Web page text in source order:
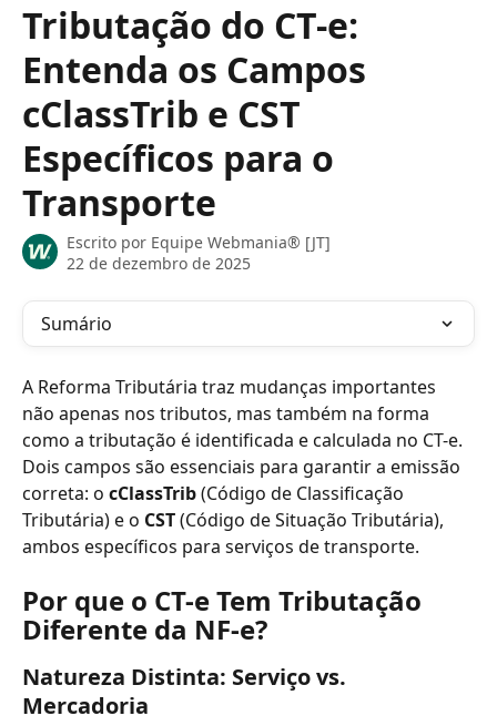
Tributação do CT-e:
Entenda os Campos
cClassTrib e CST
Específicos para o
Transporte
Escrito por Equipe Webmania® [JT]
22 de dezembro de 2025
Sumário
A Reforma Tributária traz mudanças importantes
não apenas nos tributos, mas também na forma
como a tributação é identificada e calculada no CT-e.
Dois campos são essenciais para garantir a emissão
correta: o cClassTrib (Código de Classificação
Tributária) e o CST (Código de Situação Tributária),
ambos específicos para serviços de transporte.
Por que o CT-e Tem Tributação
Diferente da NF-e?
Natureza Distinta: Serviço vs.
Mercadoria